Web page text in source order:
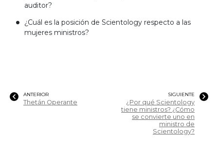
auditor?
¿Cuál es la posición de Scientology respecto a las
mujeres ministros?
ANTERIOR
Thetán Operante
SIGUIENTE
¿Por qué Scientology
tiene ministros? ¿Cómo
se convierte uno en
ministro de
Scientology?